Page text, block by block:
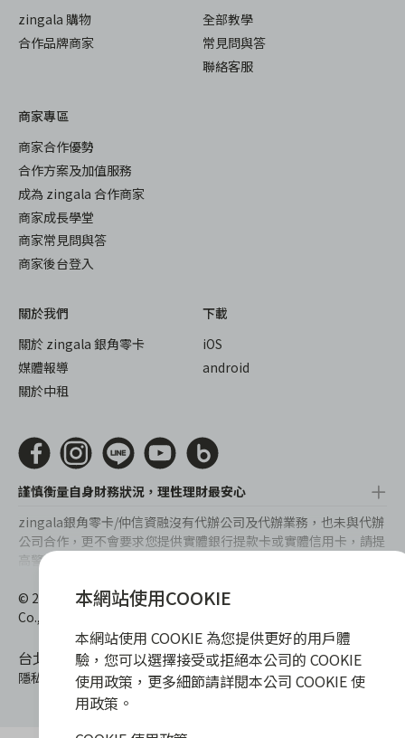
zingala 購物
合作品牌商家
全部教學
常見問與答
聯絡客服
商家專區
商家合作優勢
合作方案及加值服務
成為 zingala 合作商家
商家成長學堂
商家常見問與答
商家後台登入
關於我們
關於 zingala 銀角零卡
媒體報導
關於中租
下載
iOS
android
謹慎衡量自身財務狀況，理性理財最安心
zingala銀角零卡/仲信資融沒有代辦公司及代辦業務，也未與代辦
公司合作，更不會要求您提供實體銀行提款卡或實體信用卡，請提
高警覺，勿受騙上當！
百分率區間為0%~15.9%，實際費用率，仍以各合作商家提供之商
品或服務為準，且每一案件實際之年百分率仍視其個別產品及分期
往來條件而有所不同，總費用年百分率不等於分期費用率。
© 2022 仲信資融股份有限公司 Chailease Consumer Finance
Co., Ltd. All Rights Reserved.
台北市內湖區內湖路一段392號6F
隱私權保護政策 | 消費爭議處理 | 客服電話 : 0800-888-865
本網站使用COOKIE
本網站使用 COOKIE 為您提供更好的用戶體
驗，您可以選擇接受或拒絕本公司的 COOKIE
使用政策，更多細節請詳閱本公司 COOKIE 使
用政策。